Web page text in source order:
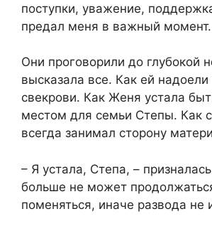
поступки, уважение,
предал меня в важный момент.
Они проговорили до глубокой
высказала все. Как ей надоели
свекрови. Как Женя устала
местом для семьи Степы. Как
всегда занимал сторону
– Я устала, Степа, –
больше не может
поменяться, иначе развода не